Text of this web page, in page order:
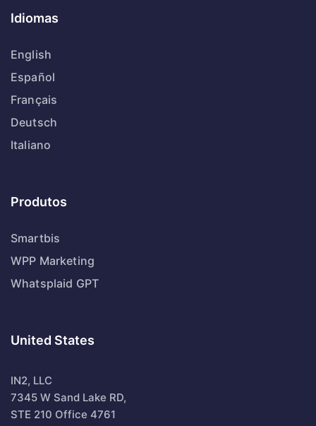
Idiomas
English
Español
Français
Deutsch
Italiano
Produtos
Smartbis
WPP Marketing
Whatsplaid GPT
United States
IN2, LLC
7345 W Sand Lake RD,
STE 210 Office 4761